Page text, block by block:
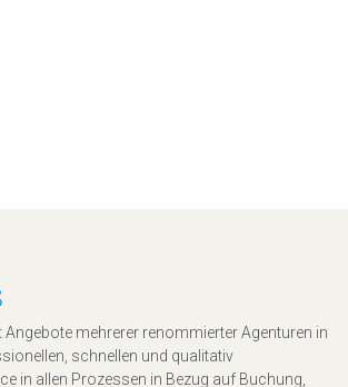
Angebote mehrerer renommierter Agenturen in
schnellen und qualitativ
in allen Prozessen in Bezug auf Buchung,